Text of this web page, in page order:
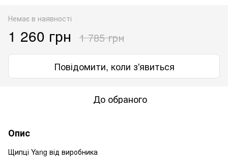
Немає в наявності
1 260 грн 1 785 грн
Повідомити, коли з'явиться
До обраного
Опис
Щипці Yang від виробника